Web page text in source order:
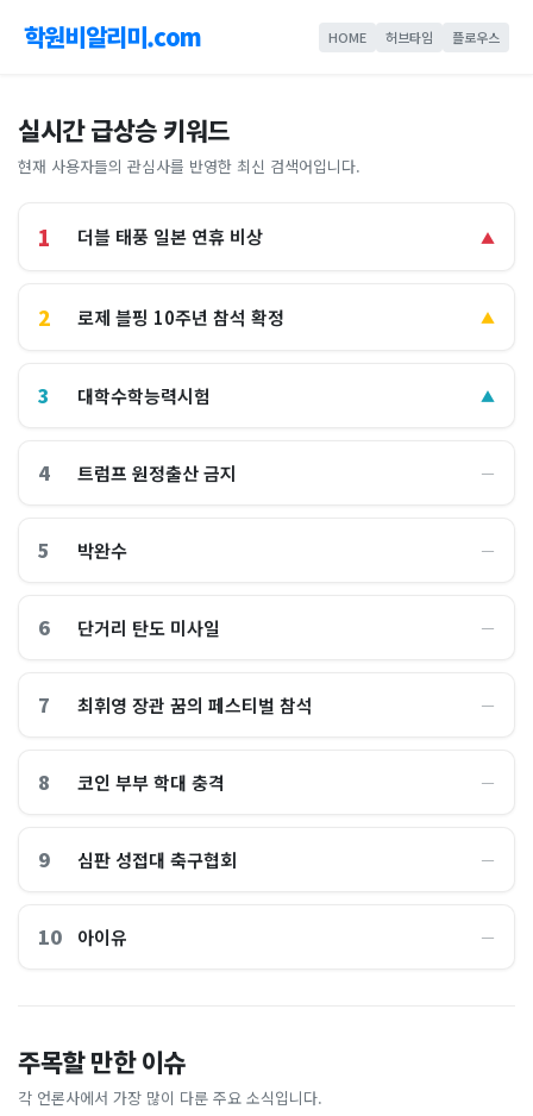
학원비알리미.com HOME 허브타임 플로우스
실시간 급상승 키워드
현재 사용자들의 관심사를 반영한 최신 검색어입니다.
1 더블 태풍 일본 연휴 비상 ▲
2 로제 블핑 10주년 참석 확정 ▲
3 대학수학능력시험 ▲
4 트럼프 원정출산 금지 ―
5 박완수 ―
6 단거리 탄도 미사일 ―
7 최휘영 장관 꿈의 페스티벌 참석 ―
8 코인 부부 학대 충격 ―
9 심판 성접대 축구협회 ―
10 아이유 ―
주목할 만한 이슈
각 언론사에서 가장 많이 다룬 주요 소식입니다.
이 대통령 사관학교 통합 발언
에…“서울대 법대·충암고도
없애나”
채널A
라 출렁이는 日증시
아시아경제
총리 영상에 "대체 뭐냐" 발
칵‥日 배우도 "미친 짓"
실체, 은밀하게…[중국나라]